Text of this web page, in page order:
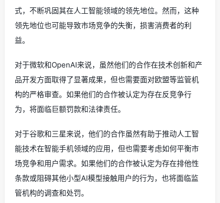
式，不断巩固其在人工智能领域的领先地位。然而，这种
领先地位也可能导致市场竞争的失衡，损害消费者的利
益。
对于微软和OpenAI来说，虽然他们的合作在技术创新和产
品开发方面取得了显著成果，但也需要面对欧盟等监管机
构的严格审查。如果他们的合作被认定为存在反竞争行
为，将面临巨额罚款和法律责任。
对于谷歌和三星来说，他们的合作虽然有助于推动人工智
能技术在智能手机领域的应用，但也需要考虑如何平衡市
场竞争和用户需求。如果他们的合作被认定为存在排他性
条款或阻碍其他小型AI模型接触用户的行为，也将面临监
管机构的调查和处罚。